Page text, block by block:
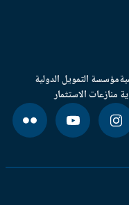
التمويل الدولية
الاستثمار